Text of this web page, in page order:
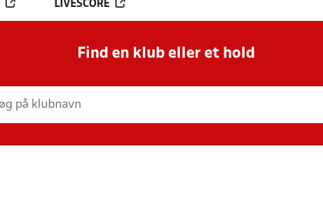
LIVESCORE
Find en klub eller et hold